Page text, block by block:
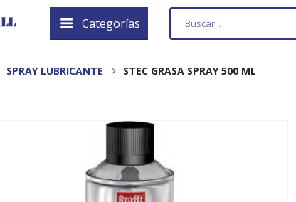
Categorías
SPRAY LUBRICANTE STEC GRASA SPRAY 500 ML